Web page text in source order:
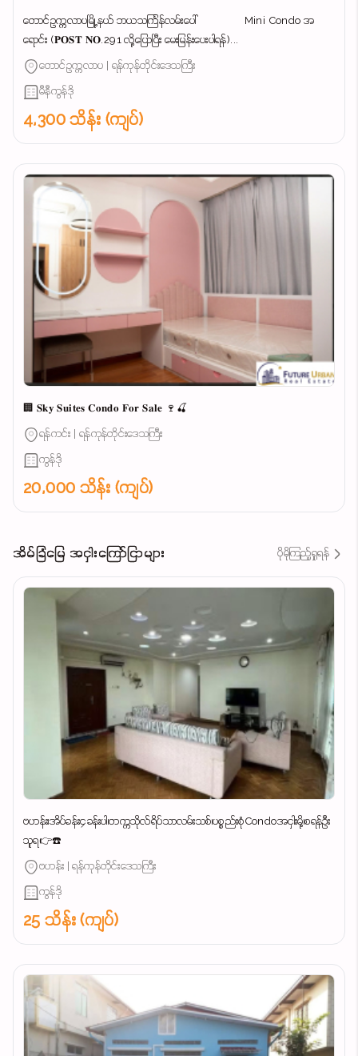
တောင်ဥက္ကလာပမြို့နယ် ဘယသင်္ကြန်လမ်းပေါ် Mini Condo အ
ရောင်း (𝐏𝐎𝐒𝐓 𝐍𝐎.291 လို့ပြောပြီး မေးမြန်းပေးပါရန်)...
တောင်ဥက္ကလာပ | ရန်ကုန်တိုင်းဒေသကြီး
မီနီကွန်ဒို
4,300 သိန်း (ကျပ်)
🏢 𝐒𝐤𝐲 𝐒𝐮𝐢𝐭𝐞𝐬 𝐂𝐨𝐧𝐝𝐨 𝐅𝐨𝐫 𝐒𝐚𝐥𝐞 🍷🍒
ရန်ကင်း | ရန်ကုန်တိုင်းဒေသကြီး
ကွန်ဒို
20,000 သိန်း (ကျပ်)
အိမ်ခြံမြေ အငှါးကြော်ငြာများ ပိုမိုကြည့်ရှုရန်
ဗဟန်း၊အိပ်ခန်း၄ခန်းပါ၊တက္ကသိုလ်ရိပ်သာလမ်းသစ်၊ပစ္စည်းစုံCondoအငှါးမို့၊စရန်ဦး
သူရ👉☎️
ဗဟန်း | ရန်ကုန်တိုင်းဒေသကြီး
ကွန်ဒို
25 သိန်း (ကျပ်)